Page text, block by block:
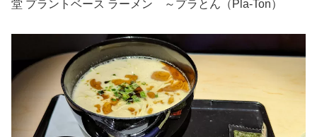
堂 プラントベース ラーメン ～プラとん（Pla-Ton）